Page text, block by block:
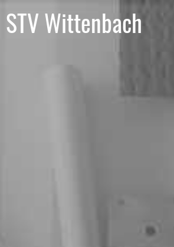
STV Wittenbach